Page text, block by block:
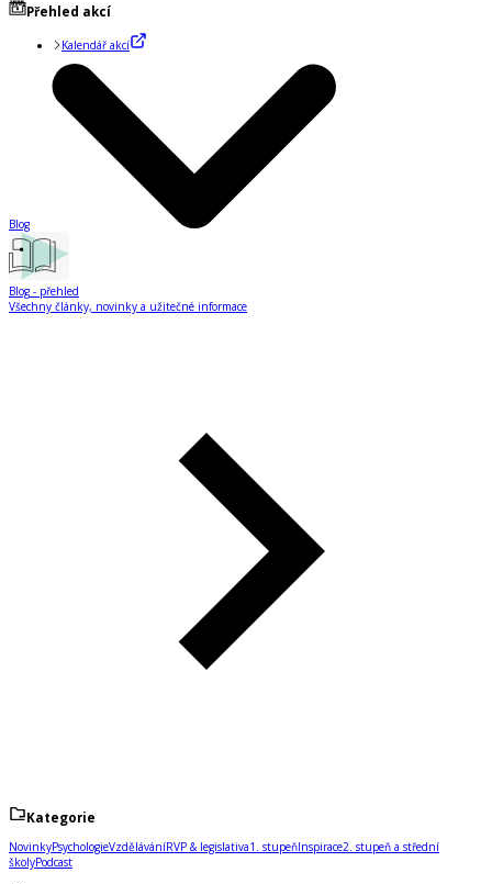
Přehled akcí
Kalendář akcí
Blog
Blog - přehled
Všechny články, novinky a užitečné informace
Kategorie
NovinkyPsychologieVzděláváníRVP & legislativa1. stupeňInspirace2. stupeň a střední
školyPodcast